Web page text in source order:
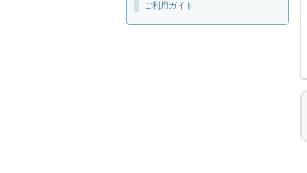
ご利用ガイド